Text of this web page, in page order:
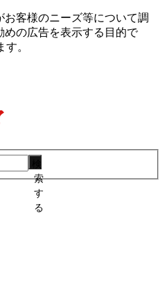
客様のニーズ等について調
の広告を表⽰する⽬的で
。
索
す
る